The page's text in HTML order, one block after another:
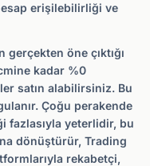
erişilebilirliği ve
gerçekten öne çıktığı
kadar %0
satın alabilirsiniz. Bu
Çoğu perakende
fazlasıyla yeterlidir, bu
dönüştürür, Trading
rekabetçi,